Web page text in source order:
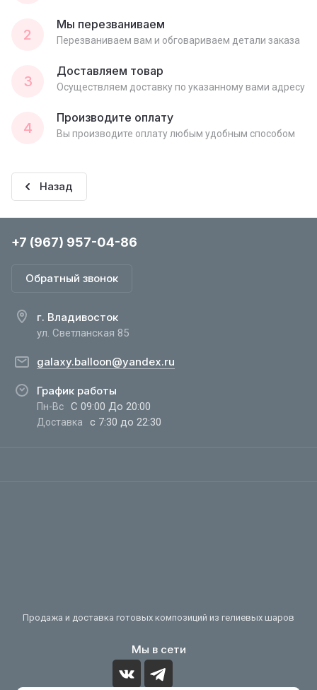
2
Мы перезваниваем
Перезваниваем вам и обговариваем детали заказа
3
Доставляем товар
Осуществляем доставку по указанному вами адресу
4
Производите оплату
Вы производите оплату любым удобным способом
Назад
+7 (967) 957-04-86
Обратный звонок
г. Владивосток
ул. Светланская 85
galaxy.balloon@yandex.ru
График работы
Пн-Вс С 09:00 До 20:00
Доставка с 7:30 до 22:30
Продажа и доставка готовых композиций из гелиевых шаров
Мы в сети